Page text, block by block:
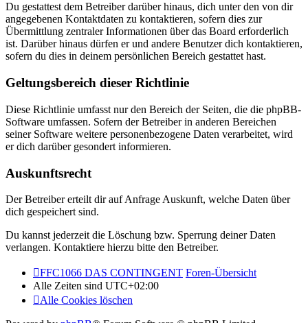
Du gestattest dem Betreiber darüber hinaus, dich unter den von dir
angegebenen Kontaktdaten zu kontaktieren, sofern dies zur
Übermittlung zentraler Informationen über das Board erforderlich
ist. Darüber hinaus dürfen er und andere Benutzer dich kontaktieren,
sofern du dies in deinem persönlichen Bereich gestattet hast.
Geltungsbereich dieser Richtlinie
Diese Richtlinie umfasst nur den Bereich der Seiten, die die phpBB-
Software umfassen. Sofern der Betreiber in anderen Bereichen
seiner Software weitere personenbezogene Daten verarbeitet, wird
er dich darüber gesondert informieren.
Auskunftsrecht
Der Betreiber erteilt dir auf Anfrage Auskunft, welche Daten über
dich gespeichert sind.
Du kannst jederzeit die Löschung bzw. Sperrung deiner Daten
verlangen. Kontaktiere hierzu bitte den Betreiber.
FFC1066 DAS CONTINGENT Foren-Übersicht
Alle Zeiten sind UTC+02:00
Alle Cookies löschen